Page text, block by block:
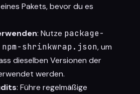
Pakets, bevor du es
: Nutze package-
npm-shrinkwrap.json, um
dieselben Versionen der
werden.
: Führe regelmäßige